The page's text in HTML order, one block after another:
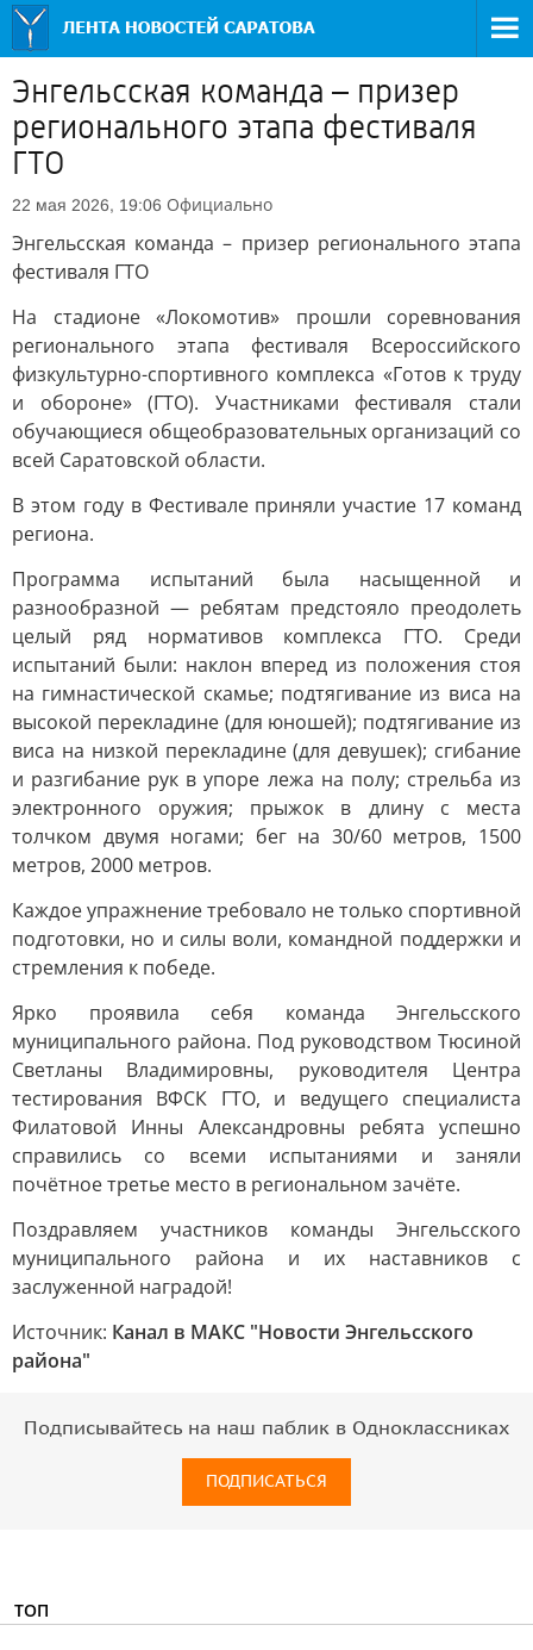
Энгельсская команда – призер
регионального этапа фестиваля
ГТО
22 мая 2026, 19:06 Официально
Энгельсская команда – призер регионального этапа
фестиваля ГТО
На стадионе «Локомотив» прошли соревнования
регионального этапа фестиваля Всероссийского
физкультурно-спортивного комплекса «Готов к труду
и обороне» (ГТО). Участниками фестиваля стали
обучающиеся общеобразовательных организаций со
всей Саратовской области.
В этом году в Фестивале приняли участие 17 команд
региона.
Программа испытаний была насыщенной и
разнообразной — ребятам предстояло преодолеть
целый ряд нормативов комплекса ГТО. Среди
испытаний были: наклон вперед из положения стоя
на гимнастической скамье; подтягивание из виса на
высокой перекладине (для юношей); подтягивание из
виса на низкой перекладине (для девушек); сгибание
и разгибание рук в упоре лежа на полу; стрельба из
электронного оружия; прыжок в длину с места
толчком двумя ногами; бег на 30/60 метров, 1500
метров, 2000 метров.
Каждое упражнение требовало не только спортивной
подготовки, но и силы воли, командной поддержки и
стремления к победе.
Ярко проявила себя команда Энгельсского
муниципального района. Под руководством Тюсиной
Светланы Владимировны, руководителя Центра
тестирования ВФСК ГТО, и ведущего специалиста
Филатовой Инны Александровны ребята успешно
справились со всеми испытаниями и заняли
почётное третье место в региональном зачёте.
Поздравляем участников команды Энгельсского
муниципального района и их наставников с
заслуженной наградой!
Источник: Канал в МАКС "Новости Энгельсского
района"
Подписывайтесь на наш паблик в Одноклассниках
ПОДПИСАТЬСЯ
ТОП